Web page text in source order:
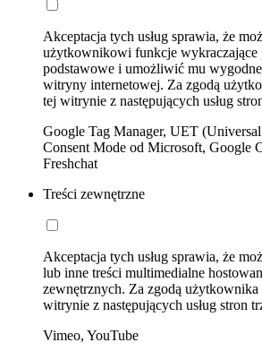
Akceptacja tych usług sprawia, że
użytkownikowi funkcje wykraczające
podstawowe i umożliwić mu
witryny internetowej. Za zgodą
tej witrynie z następujących usług
Google Tag Manager, UET
Consent Mode od Microsoft, Google
Freshchat
Treści zewnętrzne
Akceptacja tych usług sprawia, że
lub inne treści multimedialne
zewnętrznych. Za zgodą
witrynie z następujących usług stron
Vimeo, YouTube